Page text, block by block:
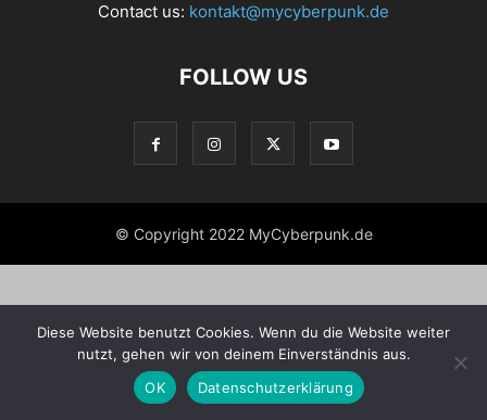
Contact us: kontakt@mycyberpunk.de
FOLLOW US
© Copyright 2022 MyCyberpunk.de
Diese Website benutzt Cookies. Wenn du die Website weiter
nutzt, gehen wir von deinem Einverständnis aus.
OK
Datenschutzerklärung